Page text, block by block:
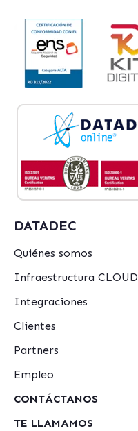
DATADEC
Quiénes somos
Infraestructura CLOUD
Integraciones
Clientes
Partners
Empleo
CONTÁCTANOS
TE LLAMAMOS